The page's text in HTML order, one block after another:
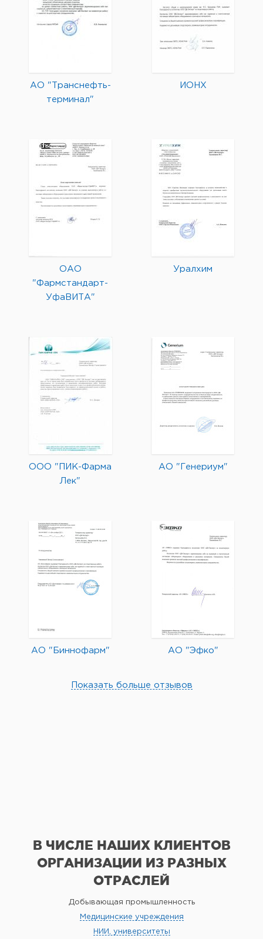
АО "Транснефть-
терминал"
ИОНХ
ОАО
"Фармстандарт-
УфаВИТА"
Уралхим
ООО "ПИК-Фарма
Лек"
АО "Генериум"
АО "Биннофарм" АО "Эфко"
Показать больше отзывов
В ЧИСЛЕ НАШИХ КЛИЕНТОВ
ОРГАНИЗАЦИИ ИЗ РАЗНЫХ
ОТРАСЛЕЙ
Добывающая промышленность
Медицинские учреждения
НИИ, университеты